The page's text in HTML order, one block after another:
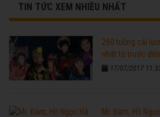
TIN TỨC XEM NHIỀU NHẤT
260 tuồng cải
nhất từ trước
17/07/2017
Mr. Đàm, Hồ